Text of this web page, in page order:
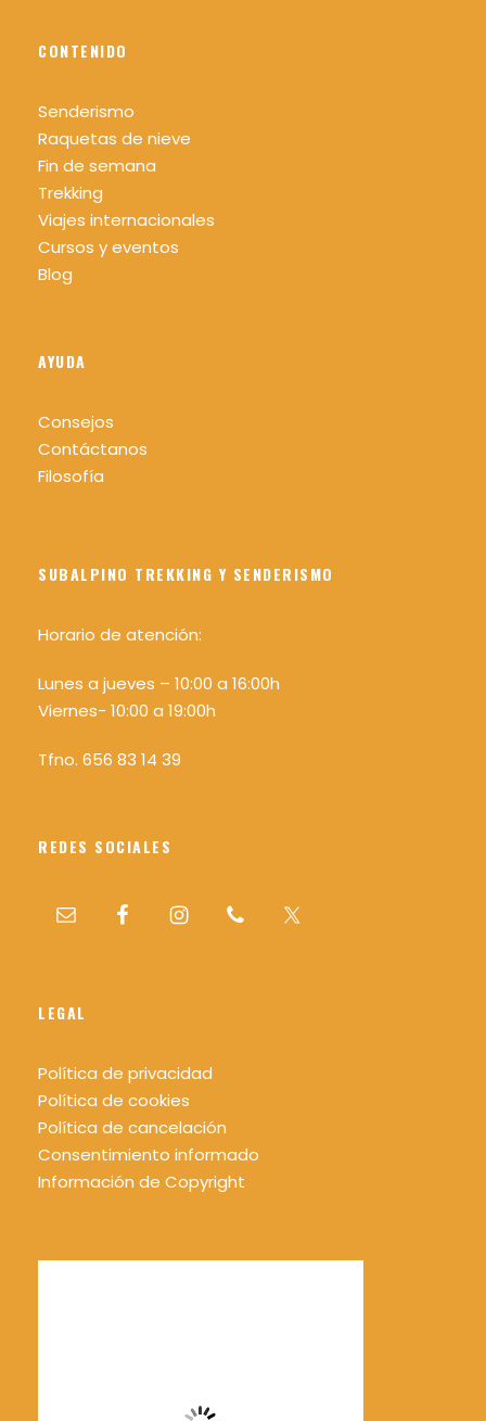
CONTENIDO
Senderismo
Raquetas de nieve
Fin de semana
Trekking
Viajes internacionales
Cursos y eventos
Blog
AYUDA
Consejos
Contáctanos
Filosofía
SUBALPINO TREKKING Y SENDERISMO
Horario de atención:
Lunes a jueves – 10:00 a 16:00h
Viernes- 10:00 a 19:00h
Tfno. 656 83 14 39
REDES SOCIALES
LEGAL
Política de privacidad
Política de cookies
Política de cancelación
Consentimiento informado
Información de Copyright